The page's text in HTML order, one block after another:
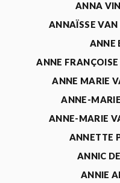
ANNA
ANNAÏSSE VAN
ANNE
ANNE
ANNE MARIE
ANNE-
ANNE-MARIE
ANNETTE
ANNIC
ANNIE